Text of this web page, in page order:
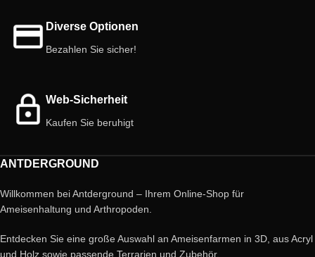
Diverse Optionen
Bezahlen Sie sicher!
Web-Sicherheit
Kaufen Sie beruhigt
ANTDERGROUND
Willkommen bei Antderground – Ihrem Online-Shop für
Ameisenhaltung und Arthropoden.
Entdecken Sie eine große Auswahl an Ameisenfarmen in 3D, aus Acryl
und Holz sowie passende Terrarien und Zubehör.